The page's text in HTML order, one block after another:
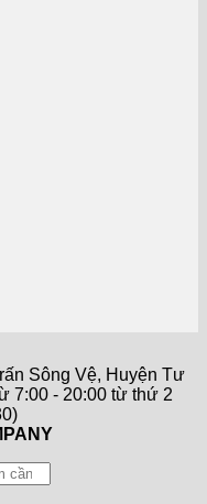
Sông Vệ, Huyện Tư
7:00 - 20:00 từ thứ 2